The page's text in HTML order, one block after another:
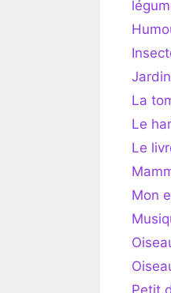
La
Le
Le
Mon
Petit